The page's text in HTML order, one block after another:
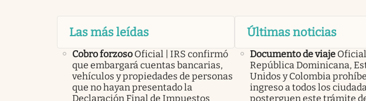
Las más leídas
Cobro forzoso Oficial | IRS confirmó
que embargará cuentas bancarias,
vehículos y propiedades de personas
que no hayan presentado la
Declaración Final de Impuestos
Últimas noticias
Documento de viaje
República Dominicana,
Unidos y Colombia
ingreso a todos los
posterguen este trámite